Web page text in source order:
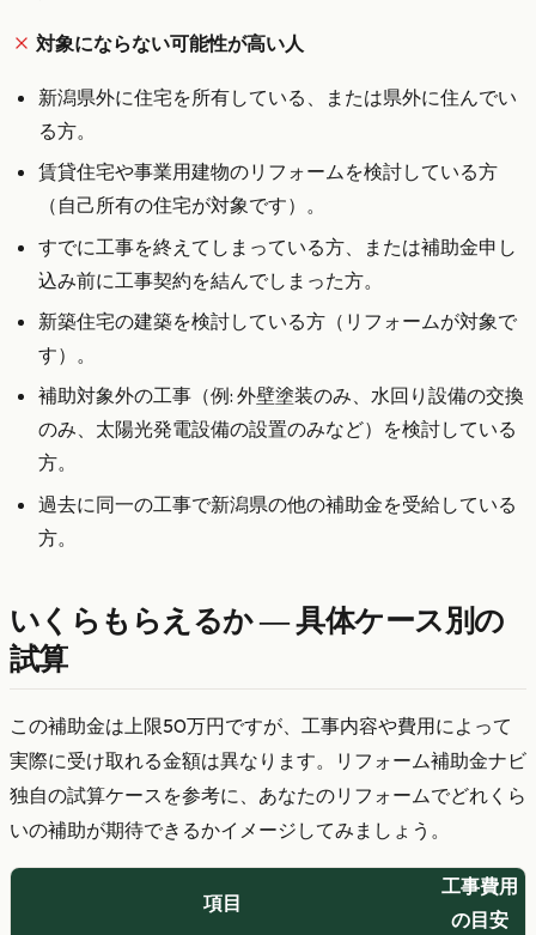
対象にならない可能性が高い人
新潟県外に住宅を所有している、または県外に住んでい
る方。
賃貸住宅や事業用建物のリフォームを検討している方
（自己所有の住宅が対象です）。
すでに工事を終えてしまっている方、または補助金申し
込み前に工事契約を結んでしまった方。
新築住宅の建築を検討している方（リフォームが対象で
す）。
補助対象外の工事（例: 外壁塗装のみ、水回り設備の交換
のみ、太陽光発電設備の設置のみなど）を検討している
方。
過去に同一の工事で新潟県の他の補助金を受給している
方。
いくらもらえるか — 具体ケース別の
試算
この補助金は上限50万円ですが、工事内容や費用によって
実際に受け取れる金額は異なります。リフォーム補助金ナビ
独自の試算ケースを参考に、あなたのリフォームでどれくら
いの補助が期待できるかイメージしてみましょう。
項目
工事費用
の目安